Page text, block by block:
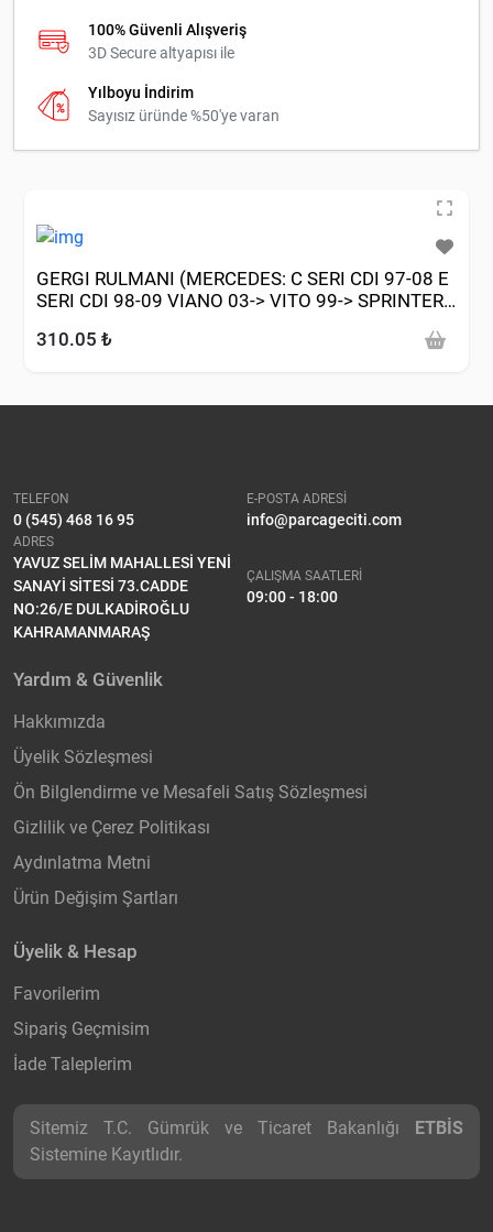
100% Güvenli Alışveriş
3D Secure altyapısı ile
Yılboyu İndirim
Sayısız üründe %50'ye varan
GERGI RULMANI (MERCEDES: C SERI CDI 97-08 E
SERI CDI 98-09 VIANO 03-> VITO 99-> SPRINTER
310.05 ₺
TELEFON
0 (545) 468 16 95
E-POSTA ADRESİ
info@parcageciti.com
ADRES
YAVUZ SELİM MAHALLESİ YENİ
SANAYİ SİTESİ 73.CADDE
NO:26/E DULKADİROĞLU
KAHRAMANMARAŞ
ÇALIŞMA SAATLERİ
09:00 - 18:00
Yardım & Güvenlik
Hakkımızda
Üyelik Sözleşmesi
Ön Bilglendirme ve Mesafeli Satış Sözleşmesi
Gizlilik ve Çerez Politikası
Aydınlatma Metni
Ürün Değişim Şartları
Üyelik & Hesap
Favorilerim
Sipariş Geçmisim
İade Taleplerim
Sitemiz T.C. Gümrük ve Ticaret Bakanlığı ETBİS
Sistemine Kayıtlıdır.